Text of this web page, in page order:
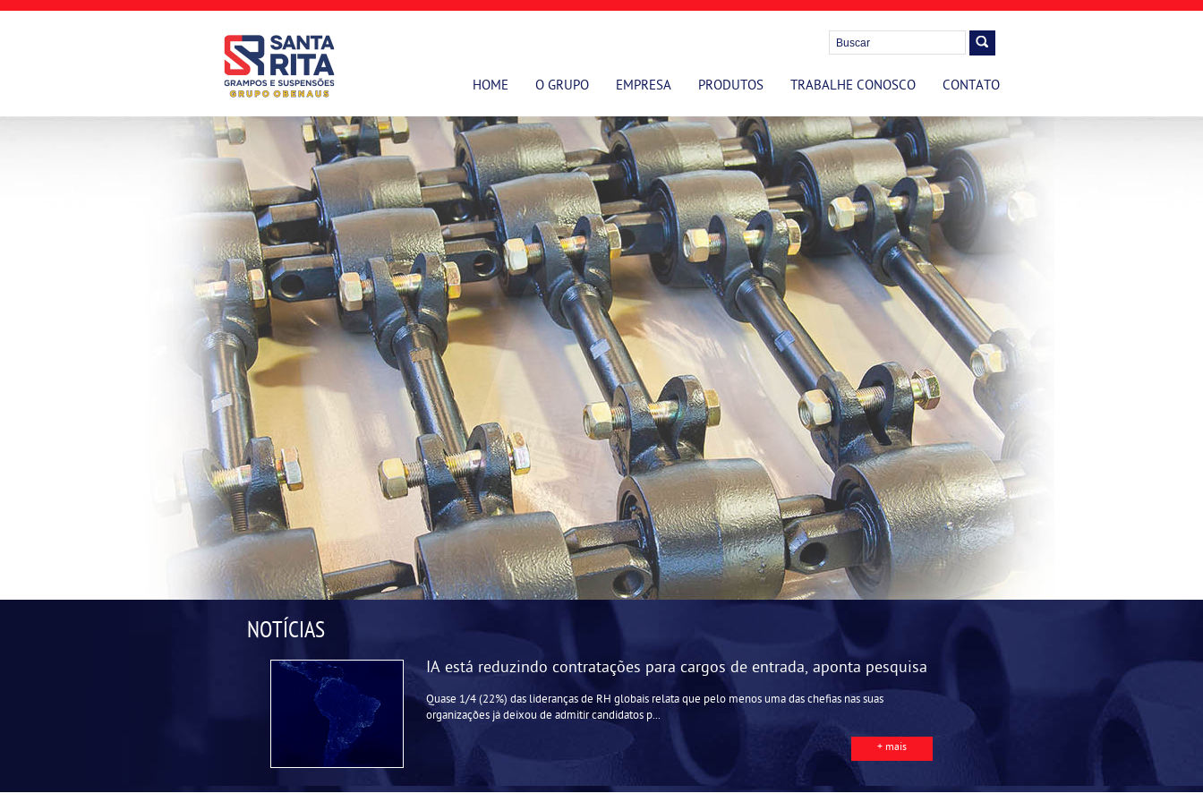
HOME O GRUPO EMPRESA PRODUTOS TRABALHE CONOSCO CONTATO
NOTÍCIAS
IA está reduzindo contratações para cargos de entrada, aponta pesquisa
Quase 1/4 (22%) das lideranças de RH globais relata que pelo menos uma das chefias nas suas
organizações já deixou de admitir candidatos p...
+ mais